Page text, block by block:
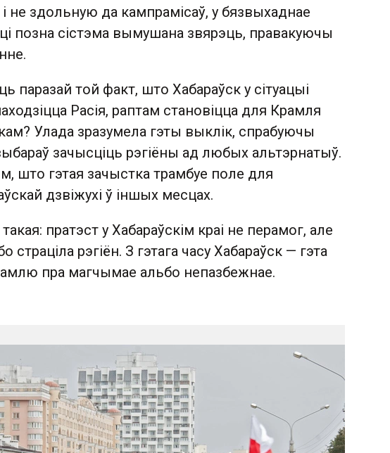
не здольную да кампрамісаў, у бязвыхаднае
позна сістэма вымушана звярэць, правакуючы
паразай той факт, што Хабараўск у сітуацыі
Расія, раптам становіцца для Крамля
Улада зразумела гэты выклік, спрабуючы
зачысціць рэгіёны ад любых альтэрнатыў.
што гэтая зачыстка трамбуе поле для
дзвіжухі ў іншых месцах.
пратэст у Хабараўскім краі не перамог, але
страціла рэгіён. З гэтага часу Хабараўск — гэта
пра магчымае альбо непазбежнае.